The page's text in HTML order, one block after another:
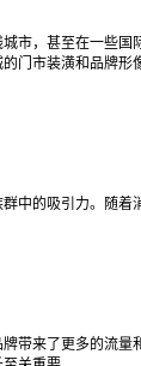
市，甚至在一些
门市装潢和品牌
中的吸引力。随
带来了更多的流